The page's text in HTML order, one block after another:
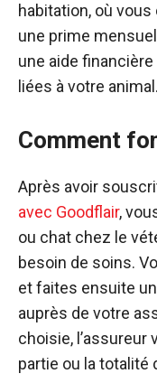
habitation, où
une prime
une aide
liées à votre animal.
Comment
Après avoir
avec Goodflair,
ou chat chez le
besoin de soins.
et faites ensuite
auprès de votre
choisie, l’assureur
partie ou la totalité